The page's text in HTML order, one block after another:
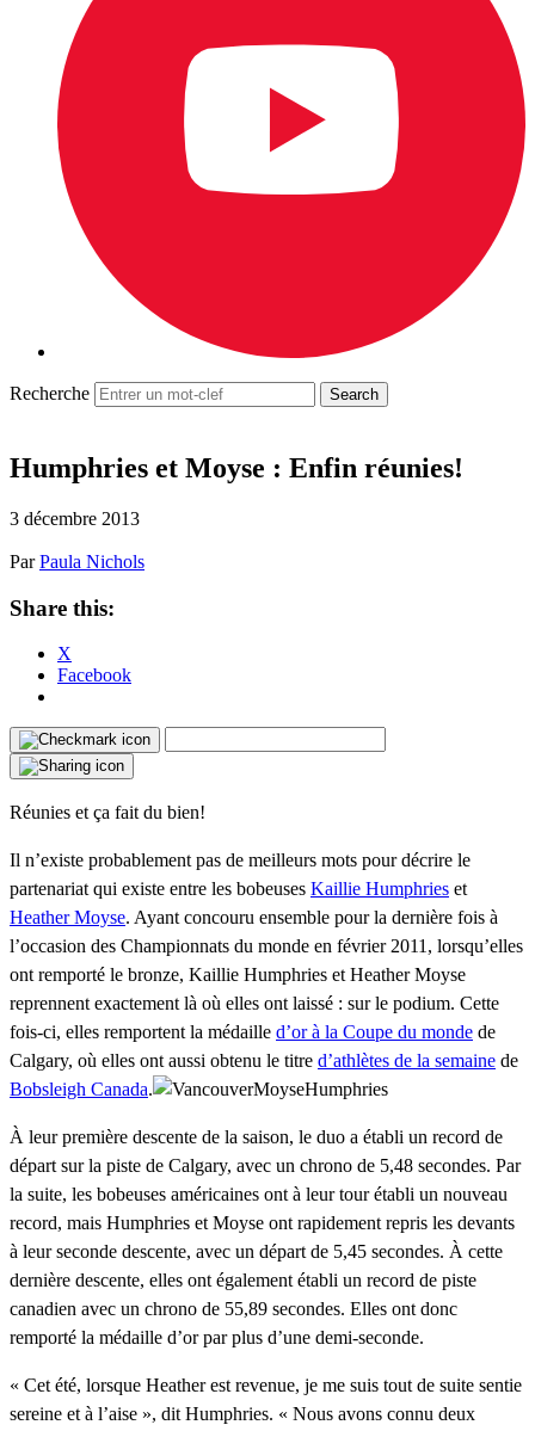
Recherche
Humphries et Moyse : Enfin réunies!
3 décembre 2013
ParPaula Nichols
Share this:
X
Facebook
Réunies et ça fait du bien!
Il n’existe probablement pas de meilleurs mots pour décrire le
partenariat qui existe entre les bobeuses Kaillie Humphries et
Heather Moyse. Ayant concouru ensemble pour la dernière fois à
l’occasion des Championnats du monde en février 2011, lorsqu’elles
ont remporté le bronze, Kaillie Humphries et Heather Moyse
reprennent exactement là où elles ont laissé : sur le podium. Cette
fois-ci, elles remportent la médaille d’or à la Coupe du monde de
Calgary, où elles ont aussi obtenu le titre d’athlètes de la semaine de
Bobsleigh Canada.
À leur première descente de la saison, le duo a établi un record de
départ sur la piste de Calgary, avec un chrono de 5,48 secondes. Par
la suite, les bobeuses américaines ont à leur tour établi un nouveau
record, mais Humphries et Moyse ont rapidement repris les devants
à leur seconde descente, avec un départ de 5,45 secondes. À cette
dernière descente, elles ont également établi un record de piste
canadien avec un chrono de 55,89 secondes. Elles ont donc
remporté la médaille d’or par plus d’une demi-seconde.
« Cet été, lorsque Heather est revenue, je me suis tout de suite sentie
sereine et à l’aise », dit Humphries. « Nous avons connu deux